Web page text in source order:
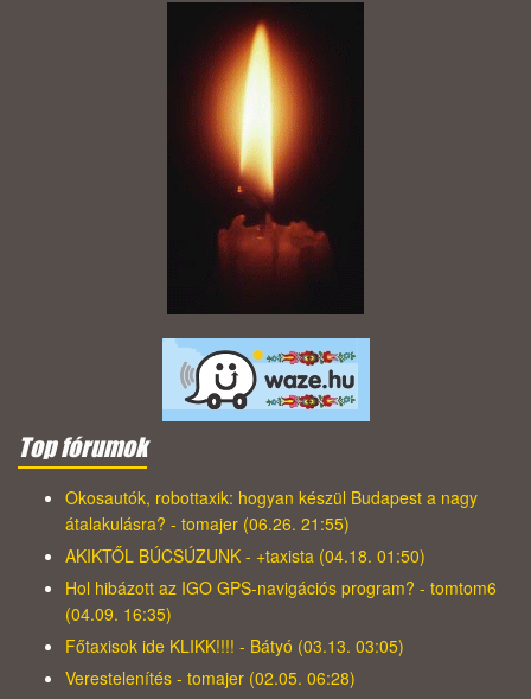
Top fórumok
Okosautók, robottaxik: hogyan készül Budapest a nagy
átalakulásra? - tomajer (06.26. 21:55)
AKIKTŐL BÚCSÚZUNK - +taxista (04.18. 01:50)
Hol hibázott az IGO GPS-navigációs program? - tomtom6
(04.09. 16:35)
Főtaxisok ide KLIKK!!!! - Bátyó (03.13. 03:05)
Verestelenítés - tomajer (02.05. 06:28)